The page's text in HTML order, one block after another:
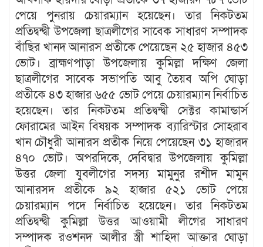
পেয়ে পুনরায় চেয়ারম্যান হয়েছেন। তার নিকটতম
প্রতিদ্বন্দ্বী উপজেলা ছাত্রলীগের সাবেক সাধারণ সম্পাদক
বাঁছির খানদ আনারস প্রতীকে পেয়েছেন ২৫ হাজার ৪৫৩
ভোট। ব্রাহ্মণপাড়া উপজেলায় কুমিল্লা দক্ষিণ জেলা
ছাত্রলীগের সাবেক সভাপতি আবু তৈয়ব অপি ঘোড়া
প্রতীকে ৪৩ হাজার ৬৫৫ ভোট পেয়ে চেয়ারম্যান নির্বাচিত
হয়েছেন। তার নিকটতম প্রতিদ্বন্দ্বী সেক্টর কামান্ডার্স
ফোরামের আইন বিষয়ক সম্পাদক ব্যারিস্টার সোহরাব
খান চৌধুরী আনারস প্রতীক নিয়ে পেয়েছেন ৩১ হাজারদ
৪৭০ ভোট। অপরদিকে, দেবিদ্বার উপজেলায় কুমিল্লা
উত্তর জেলা যুবলীগের সদস্য মামুনুর রশীদ মামুন
আনারসদ প্রতীকে ৯২ হাজার ৫২১ ভোট পেয়ে
চেয়ারম্যান পদে নির্বাচিত হয়েছেন। তার নিকটতম
প্রতিদ্বন্দ্বী কুমিল্লা উত্তর আওয়ামী লীগের সাধারণ
সম্পাদক রওশনদ আলীর স্ত্রী শাহিদা আক্তার ঘোড়া